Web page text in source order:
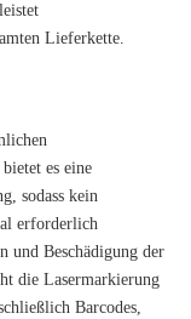
Lieferkette.
es eine
sodass kein
erforderlich
und Beschädigung der
die Lasermarkierung
Barcodes,